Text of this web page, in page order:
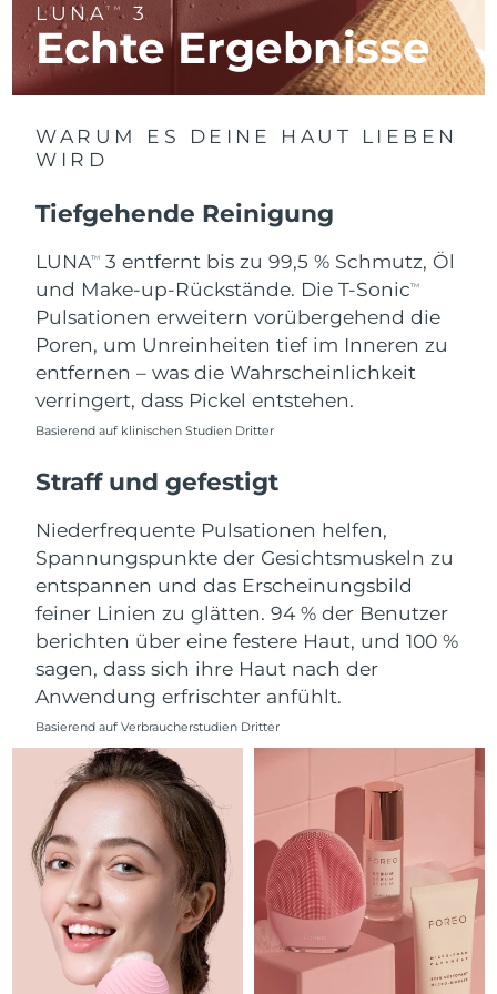
LUNATM 3
Echte Ergebnisse
WARUM ES DEINE HAUT LIEBEN
WIRD
Tiefgehende Reinigung
LUNATM
3 entfernt bis zu 99,5 % Schmutz, Öl
und Make-up-Rückstände. Die T-SonicTM
Pulsationen erweitern vorübergehend die
Poren, um Unreinheiten tief im Inneren zu
entfernen – was die Wahrscheinlichkeit
verringert, dass Pickel entstehen.
Basierend auf klinischen Studien Dritter
Straff und gefestigt
Niederfrequente Pulsationen helfen,
Spannungspunkte der Gesichtsmuskeln zu
entspannen und das Erscheinungsbild
feiner Linien zu glätten. 94 % der Benutzer
berichten über eine festere Haut, und 100 %
sagen, dass sich ihre Haut nach der
Anwendung erfrischter anfühlt.
Basierend auf Verbraucherstudien Dritter
Litauen Erwartete Lieferung11/8/26
Luxemburg Erwartete Lieferung11/8/26
Macau
Erwartete Lieferung13/8/26
11/8/26
Mexiko Erwartete Lieferung15/8/26
Monaco Erwartete Lieferung12/8/26
Niederlande Erwartete Lieferung
Oman Erwartete Lieferung14/8/26
Philippinen Erwartete Lieferung 14/8/26
Polen Erwartete Lieferung
Portugal
Puerto Rico 13/8/26
Katar Erwartete Lieferung
Réunion Erwartete Lieferung 16/8/26
Rumänien Erwartete Lieferung 11/8/26
Russland Erwartete Lieferung 19/8/26